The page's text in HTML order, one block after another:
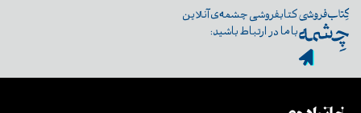
کتابفروشی چشمه‌ی آنلاین
با ما در ارتباط باشید: